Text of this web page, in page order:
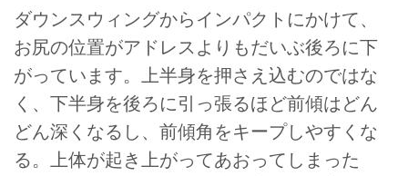
ダウンスウィングからインパクトにかけて、
お尻の位置がアドレスよりもだいぶ後ろに下
がっています。上半身を押さえ込むのではな
く、下半身を後ろに引っ張るほど前傾はどん
どん深くなるし、前傾角をキープしやすくな
る。上体が起き上がってあおってしまった